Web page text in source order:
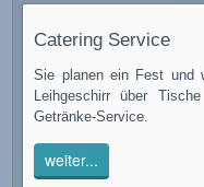
Catering Service
Sie planen ein Fest und
Leihgeschirr über
Getränke-Service.
weiter...